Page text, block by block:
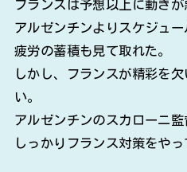
フランスは予想以上に動きが
アルゼンチンよりスケジュー
疲労の蓄積も見て取れた。
しかし、フランスが精彩を
い。
アルゼンチンのスカローニ監
しっかりフランス対策をやっ